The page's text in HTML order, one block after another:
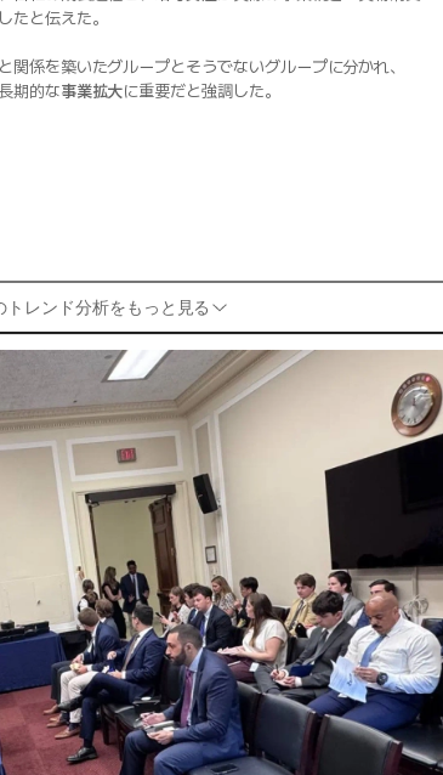
たと伝えた。
関係を築いたグループとそうでないグループに分かれ、
期的な事業拡大に重要だと強調した。
トレンド分析をもっと見る